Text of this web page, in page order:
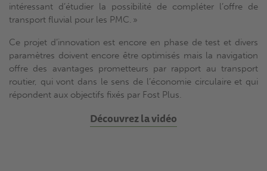
intéressant d’étudier la possibilité de compléter l’offre de
transport fluvial pour les PMC. »
Ce projet d’innovation est encore en phase de test et divers
paramètres doivent encore être optimisés mais la navigation
offre des avantages prometteurs par rapport au transport
routier, qui vont dans le sens de l’économie circulaire et qui
répondent aux objectifs fixés par Fost Plus.
Découvrez la vidéo